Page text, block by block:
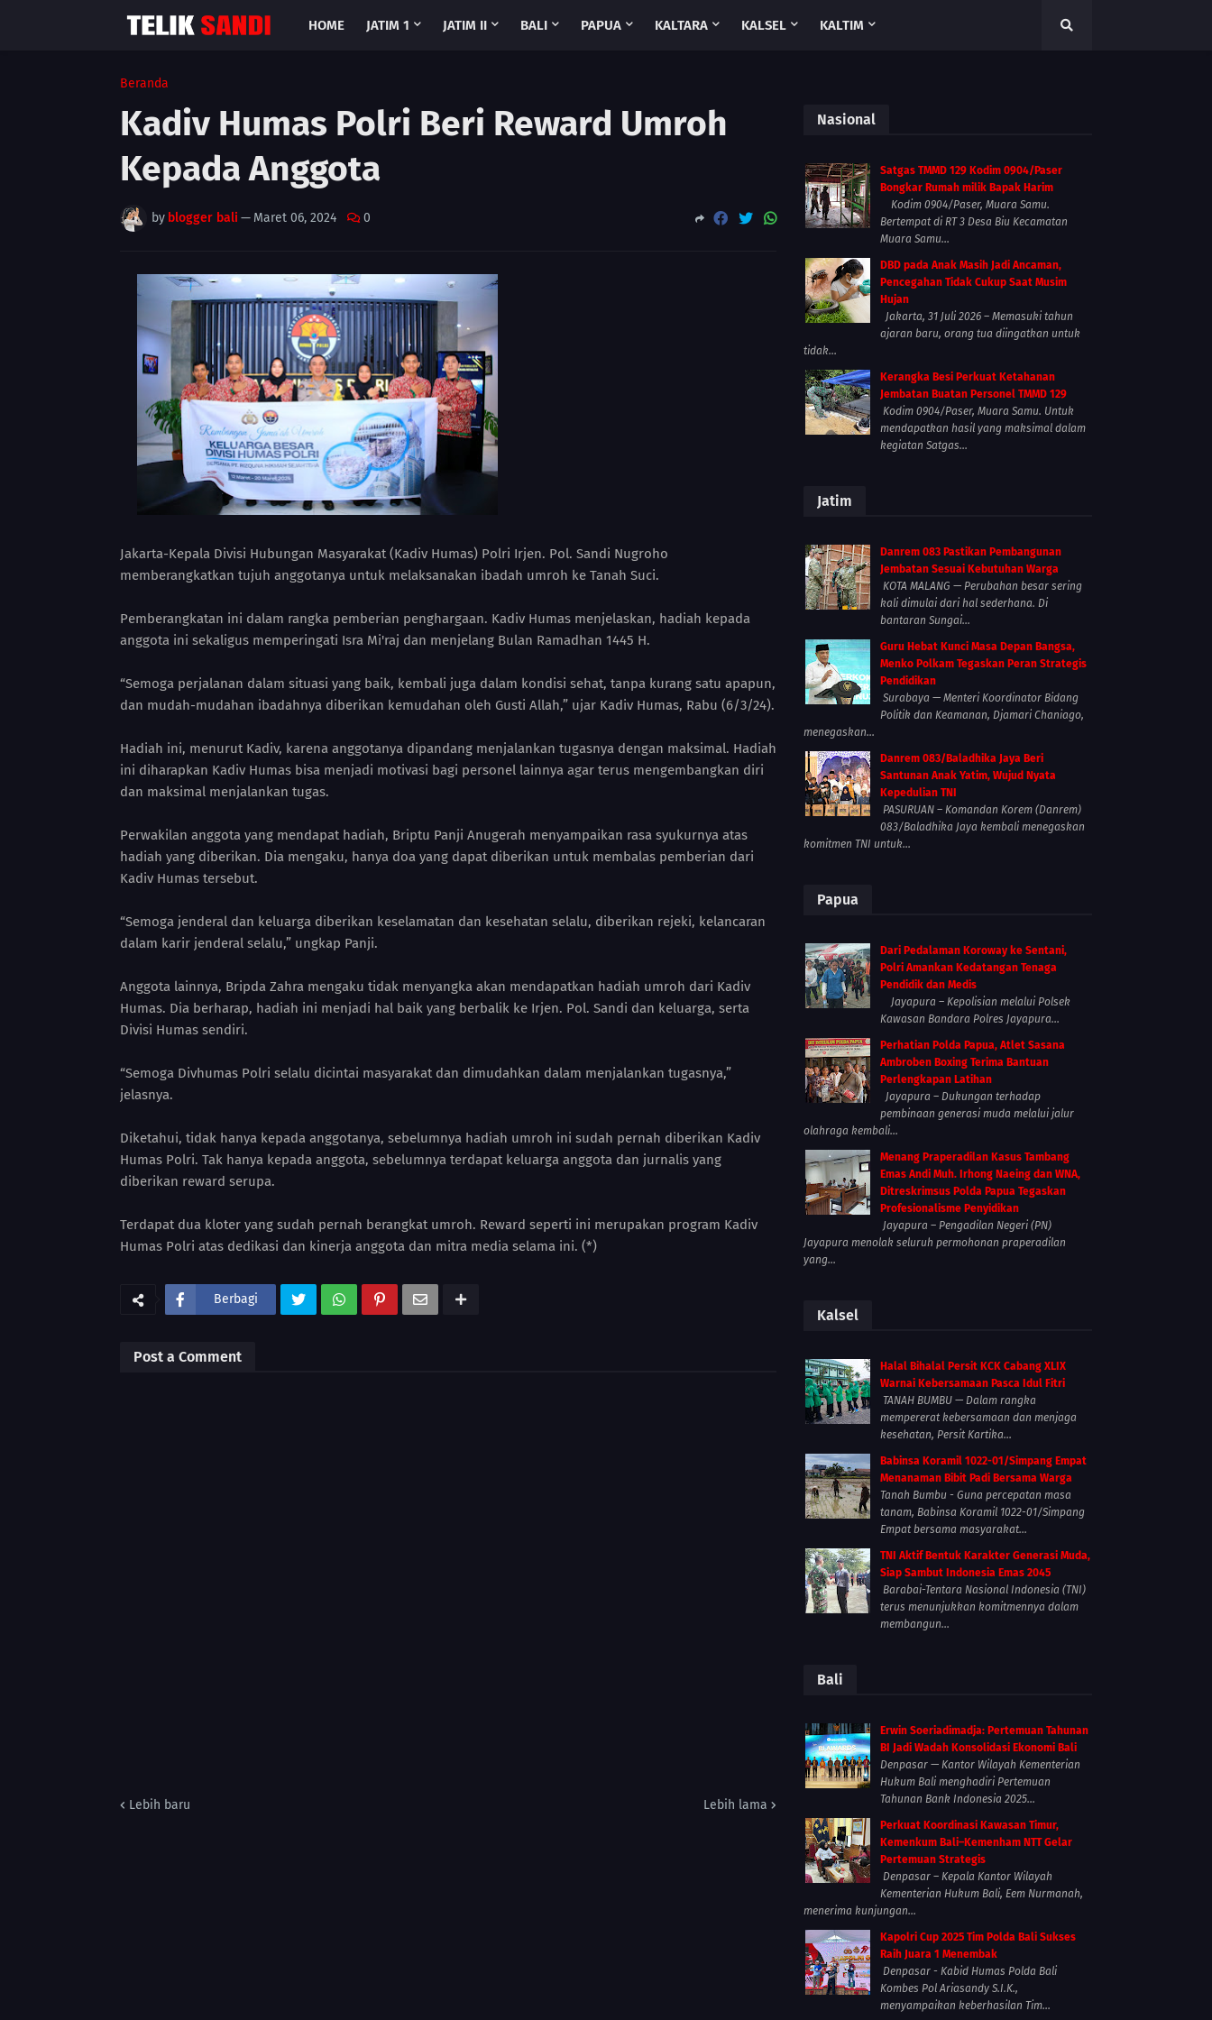
HOME JATIM 1 JATIM II BALI PAPUA KALTARA KALSEL KALTIM
Beranda
Kadiv Humas Polri Beri Reward Umroh
Kepada Anggota
by blogger bali — Maret 06, 2024 0
Jakarta-Kepala Divisi Hubungan Masyarakat (Kadiv Humas) Polri Irjen. Pol. Sandi Nugroho
memberangkatkan tujuh anggotanya untuk melaksanakan ibadah umroh ke Tanah Suci.
Pemberangkatan ini dalam rangka pemberian penghargaan. Kadiv Humas menjelaskan, hadiah kepada
anggota ini sekaligus memperingati Isra Mi'raj dan menjelang Bulan Ramadhan 1445 H.
“Semoga perjalanan dalam situasi yang baik, kembali juga dalam kondisi sehat, tanpa kurang satu apapun,
dan mudah-mudahan ibadahnya diberikan kemudahan oleh Gusti Allah,” ujar Kadiv Humas, Rabu (6/3/24).
Hadiah ini, menurut Kadiv, karena anggotanya dipandang menjalankan tugasnya dengan maksimal. Hadiah
ini diharapkan Kadiv Humas bisa menjadi motivasi bagi personel lainnya agar terus mengembangkan diri
dan maksimal menjalankan tugas.
Perwakilan anggota yang mendapat hadiah, Briptu Panji Anugerah menyampaikan rasa syukurnya atas
hadiah yang diberikan. Dia mengaku, hanya doa yang dapat diberikan untuk membalas pemberian dari
Kadiv Humas tersebut.
“Semoga jenderal dan keluarga diberikan keselamatan dan kesehatan selalu, diberikan rejeki, kelancaran
dalam karir jenderal selalu,” ungkap Panji.
Anggota lainnya, Bripda Zahra mengaku tidak menyangka akan mendapatkan hadiah umroh dari Kadiv
Humas. Dia berharap, hadiah ini menjadi hal baik yang berbalik ke Irjen. Pol. Sandi dan keluarga, serta
Divisi Humas sendiri.
“Semoga Divhumas Polri selalu dicintai masyarakat dan dimudahkan dalam menjalankan tugasnya,”
jelasnya.
Diketahui, tidak hanya kepada anggotanya, sebelumnya hadiah umroh ini sudah pernah diberikan Kadiv
Humas Polri. Tak hanya kepada anggota, sebelumnya terdapat keluarga anggota dan jurnalis yang
diberikan reward serupa.
Terdapat dua kloter yang sudah pernah berangkat umroh. Reward seperti ini merupakan program Kadiv
Humas Polri atas dedikasi dan kinerja anggota dan mitra media selama ini. (*)
Berbagi
Post a Comment
Lebih baru Lebih lama
Nasional
Satgas TMMD 129 Kodim 0904/Paser
Bongkar Rumah milik Bapak Harim
Kodim 0904/Paser, Muara Samu.
Bertempat di RT 3 Desa Biu Kecamatan
Muara Samu...
DBD pada Anak Masih Jadi Ancaman,
Pencegahan Tidak Cukup Saat Musim
Hujan
Jakarta, 31 Juli 2026 – Memasuki tahun
ajaran baru, orang tua diingatkan untuk
tidak...
Kerangka Besi Perkuat Ketahanan
Jembatan Buatan Personel TMMD 129
Kodim 0904/Paser, Muara Samu. Untuk
mendapatkan hasil yang maksimal dalam
kegiatan Satgas...
Jatim
Danrem 083 Pastikan Pembangunan
Jembatan Sesuai Kebutuhan Warga
KOTA MALANG — Perubahan besar sering
kali dimulai dari hal sederhana. Di
bantaran Sungai...
Guru Hebat Kunci Masa Depan Bangsa,
Menko Polkam Tegaskan Peran Strategis
Pendidikan
Surabaya — Menteri Koordinator Bidang
Politik dan Keamanan, Djamari Chaniago,
menegaskan...
Danrem 083/Baladhika Jaya Beri
Santunan Anak Yatim, Wujud Nyata
Kepedulian TNI
PASURUAN – Komandan Korem (Danrem)
083/Baladhika Jaya kembali menegaskan
komitmen TNI untuk...
Papua
Dari Pedalaman Koroway ke Sentani,
Polri Amankan Kedatangan Tenaga
Pendidik dan Medis
Jayapura – Kepolisian melalui Polsek
Kawasan Bandara Polres Jayapura...
Perhatian Polda Papua, Atlet Sasana
Ambroben Boxing Terima Bantuan
Perlengkapan Latihan
Jayapura – Dukungan terhadap
pembinaan generasi muda melalui jalur
olahraga kembali...
Menang Praperadilan Kasus Tambang
Emas Andi Muh. Irhong Naeing dan WNA,
Ditreskrimsus Polda Papua Tegaskan
Profesionalisme Penyidikan
Jayapura – Pengadilan Negeri (PN)
Jayapura menolak seluruh permohonan praperadilan
yang...
Kalsel
Halal Bihalal Persit KCK Cabang XLIX
Warnai Kebersamaan Pasca Idul Fitri
TANAH BUMBU — Dalam rangka
mempererat kebersamaan dan menjaga
kesehatan, Persit Kartika...
Babinsa Koramil 1022-01/Simpang Empat
Menanaman Bibit Padi Bersama Warga
Tanah Bumbu - Guna percepatan masa
tanam, Babinsa Koramil 1022-01/Simpang
Empat bersama masyarakat...
TNI Aktif Bentuk Karakter Generasi Muda,
Siap Sambut Indonesia Emas 2045
Barabai-Tentara Nasional Indonesia (TNI)
terus menunjukkan komitmennya dalam
membangun...
Bali
Erwin Soeriadimadja: Pertemuan Tahunan
BI Jadi Wadah Konsolidasi Ekonomi Bali
Denpasar — Kantor Wilayah Kementerian
Hukum Bali menghadiri Pertemuan
Tahunan Bank Indonesia 2025...
Perkuat Koordinasi Kawasan Timur,
Kemenkum Bali–Kemenham NTT Gelar
Pertemuan Strategis
Denpasar – Kepala Kantor Wilayah
Kementerian Hukum Bali, Eem Nurmanah,
menerima kunjungan...
Kapolri Cup 2025 Tim Polda Bali Sukses
Raih Juara 1 Menembak
Denpasar - Kabid Humas Polda Bali
Kombes Pol Ariasandy S.I.K.,
menyampaikan keberhasilan Tim...